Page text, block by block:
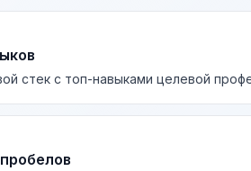
стек с топ-навыками целевой